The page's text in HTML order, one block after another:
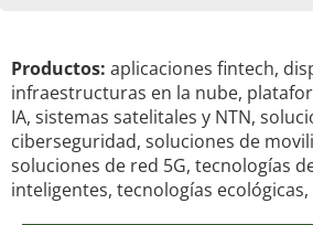
Productos: aplicaciones fintech,
infraestructuras en la nube,
IA, sistemas satelitales y NTN,
ciberseguridad, soluciones de
soluciones de red 5G, tecnologías
inteligentes, tecnologías